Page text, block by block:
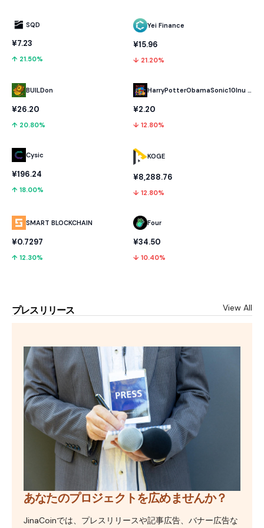
SQD
¥7.23
↑ 21.50%
BUILDon
¥26.20
↑ 20.80%
Cysic
¥196.24
↑ 18.00%
SMART BLOCKCHAIN
¥0.7297
↑ 12.30%
Yei Finance
¥15.96
↓ 21.20%
HarryPotterObamaSonic10Inu (ETH)
¥2.20
↓ 12.80%
KOGE
¥8,288.76
↓ 12.80%
Four
¥34.50
↓ 10.40%
プレスリリース View All
あなたのプロジェクトを広めませんか？
JinaCoinでは、プレスリリースや記事広告、バナー広告な